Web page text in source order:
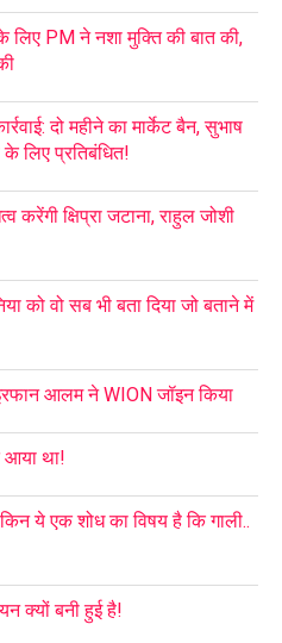
PM ने नशा मुक्ति की बात की,
दो महीने का मार्केट बैन, सुभाष
लिए प्रतिबंधित!
करेंगी क्षिप्रा जटाना, राहुल जोशी
को वो सब भी बता दिया जो बताने में
आलम ने WION जॉइन किया
आया था!
ये एक शोध का विषय है कि गाली..
क्यों बनी हुई है!